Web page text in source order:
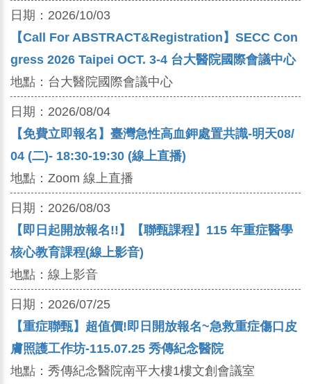
日期： 2026/10/03
【Call For ABSTRACT&Registration】SECC Con
gress 2026 Taipei OCT. 3-4 台大醫院國際會議中心
地點： 台大醫院國際會議中心
日期： 2026/08/04
【免費立即報名】臺灣急性高血鉀處置共識-明天08/
04 (二)- 18:30-19:30 (線上直播)
地點： Zoom 線上直播
日期： 2026/08/03
【即日起開放報名!!】【聯甄課程】115 年重症醫學
核心教育課程(線上影音)
地點： 線上影音
日期： 2026/07/25
【重症聯甄】超值價!即日開放報名~急救重症傷口皮
膚照護工作坊-115.07.25 秀傳紀念醫院
地點： 秀傳紀念醫院南平大樓1樓文創會議室